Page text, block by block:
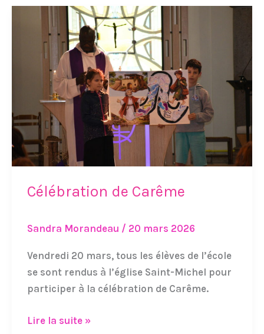
Célébration de Carême
Sandra Morandeau / 20 mars 2026
Vendredi 20 mars, tous les élèves de l’école
se sont rendus à l’église Saint-Michel pour
participer à la célébration de Carême.
Célébration
Lire la suite »